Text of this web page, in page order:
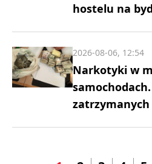
hostelu na
Narkotyki w
zatrzymanych
2026-08-06, 12:54